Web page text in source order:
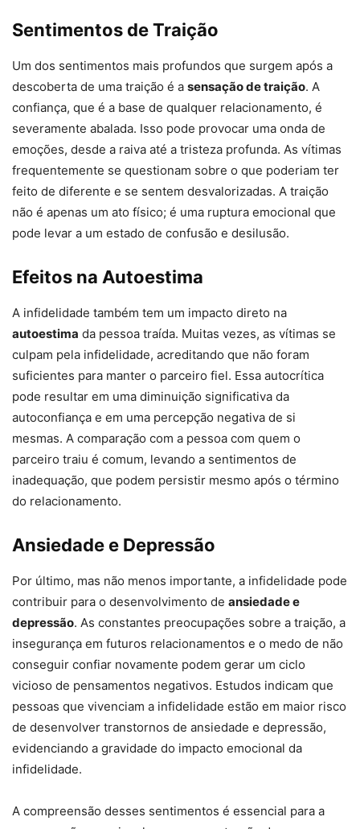
Sentimentos de Traição
Um dos sentimentos mais profundos que surgem após a
descoberta de uma traição é a sensação de traição. A
confiança, que é a base de qualquer relacionamento, é
severamente abalada. Isso pode provocar uma onda de
emoções, desde a raiva até a tristeza profunda. As vítimas
frequentemente se questionam sobre o que poderiam ter
feito de diferente e se sentem desvalorizadas. A traição
não é apenas um ato físico; é uma ruptura emocional que
pode levar a um estado de confusão e desilusão.
Efeitos na Autoestima
A infidelidade também tem um impacto direto na
autoestima da pessoa traída. Muitas vezes, as vítimas se
culpam pela infidelidade, acreditando que não foram
suficientes para manter o parceiro fiel. Essa autocrítica
pode resultar em uma diminuição significativa da
autoconfiança e em uma percepção negativa de si
mesmas. A comparação com a pessoa com quem o
parceiro traiu é comum, levando a sentimentos de
inadequação, que podem persistir mesmo após o término
do relacionamento.
Ansiedade e Depressão
Por último, mas não menos importante, a infidelidade pode
contribuir para o desenvolvimento de ansiedade e
depressão. As constantes preocupações sobre a traição, a
insegurança em futuros relacionamentos e o medo de não
conseguir confiar novamente podem gerar um ciclo
vicioso de pensamentos negativos. Estudos indicam que
pessoas que vivenciam a infidelidade estão em maior risco
de desenvolver transtornos de ansiedade e depressão,
evidenciando a gravidade do impacto emocional da
infidelidade.
A compreensão desses sentimentos é essencial para a